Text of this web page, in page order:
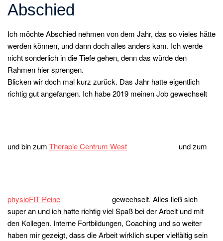
Abschied
Ich möchte Abschied nehmen von dem Jahr, das so vieles hätte
werden können, und dann doch alles anders kam. Ich werde
nicht sonderlich in die Tiefe gehen, denn das würde den
Rahmen hier sprengen.
Blicken wir doch mal kurz zurück. Das Jahr hatte eigentlich
richtig gut angefangen. Ich habe 2019 meinen Job gewechselt
und bin zum Therapie Centrum West und zum
physioFIT Peine
gewechselt. Alles ließ sich
super an und ich hatte richtig viel Spaß bei der Arbeit und mit
den Kollegen. Interne Fortbildungen, Coaching und so weiter
haben mir gezeigt, dass die Arbeit wirklich super vielfältig sein